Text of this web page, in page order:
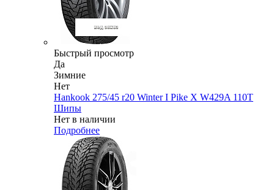
Быстрый просмотр
Да
Зимние
Нет
Hankook 275/45 r20 Winter I Pike X W429A 110T
Шипы
Нет в наличии
Подробнее